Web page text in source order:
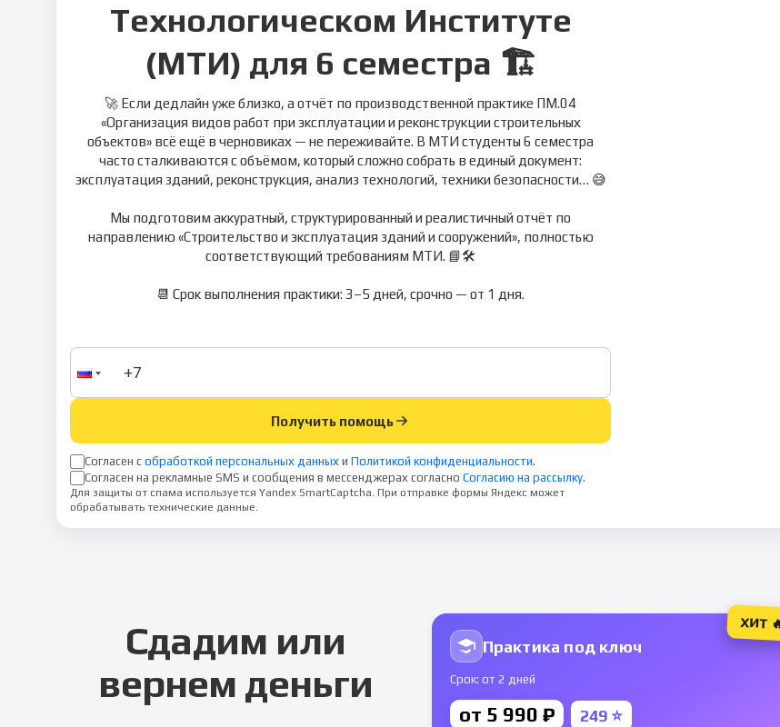
Технологическом Институте
(МТИ) для 6 семестра 🏗️
🚀 Если дедлайн уже близко, а отчёт по производственной практике ПМ.04
«Организация видов работ при эксплуатации и реконструкции строительных
объектов» всё ещё в черновиках — не переживайте. В МТИ студенты 6 семестра
часто сталкиваются с объёмом, который сложно собрать в единый документ:
эксплуатация зданий, реконструкция, анализ технологий, техники безопасности… 😅
Мы подготовим аккуратный, структурированный и реалистичный отчёт по
направлению «Строительство и эксплуатация зданий и сооружений», полностью
соответствующий требованиям МТИ. 📘🛠️
📆 Срок выполнения практики: 3–5 дней, срочно — от 1 дня.
Получить помощь
Согласен с обработкой персональных данных и Политикой конфиденциальности.
Согласен на рекламные SMS и сообщения в мессенджерах согласно Согласию на рассылку.
Для защиты от спама используется Yandex SmartCaptcha. При отправке формы Яндекс может
обрабатывать технические данные.
Сдадим или
вернем деньги
Практика под ключ
Срок: от 2 дней
от 5 990 ₽ 249 ⭐
ХИТ